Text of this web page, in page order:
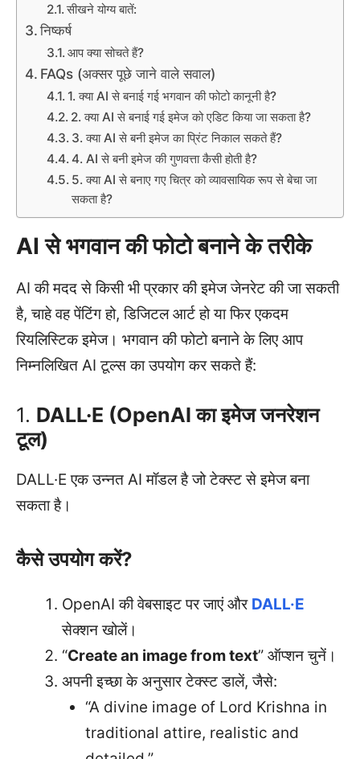
सीखने योग्य बातें:
निष्कर्ष
आप क्या सोचते हैं?
FAQs (अक्सर पूछे जाने वाले सवाल)
1. क्या AI से बनाई गई भगवान की फोटो कानूनी है?
2. क्या AI से बनाई गई इमेज को एडिट किया जा सकता है?
3. क्या AI से बनी इमेज का प्रिंट निकाल सकते हैं?
4. AI से बनी इमेज की गुणवत्ता कैसी होती है?
5. क्या AI से बनाए गए चित्र को व्यावसायिक रूप से बेचा जा
सकता है?
AI से भगवान की फोटो बनाने के तरीके
AI की मदद से किसी भी प्रकार की इमेज जेनरेट की जा सकती
है, चाहे वह पेंटिंग हो, डिजिटल आर्ट हो या फिर एकदम
रियलिस्टिक इमेज। भगवान की फोटो बनाने के लिए आप
निम्नलिखित AI टूल्स का उपयोग कर सकते हैं:
1. DALL·E (OpenAI का इमेज जनरेशन
टूल)
DALL·E एक उन्नत AI मॉडल है जो टेक्स्ट से इमेज बना
सकता है।
कैसे उपयोग करें?
OpenAI की वेबसाइट पर जाएं और DALL·E
सेक्शन खोलें।
“Create an image from text” ऑप्शन चुनें।
अपनी इच्छा के अनुसार टेक्स्ट डालें, जैसे:
“A divine image of Lord Krishna in
traditional attire, realistic and